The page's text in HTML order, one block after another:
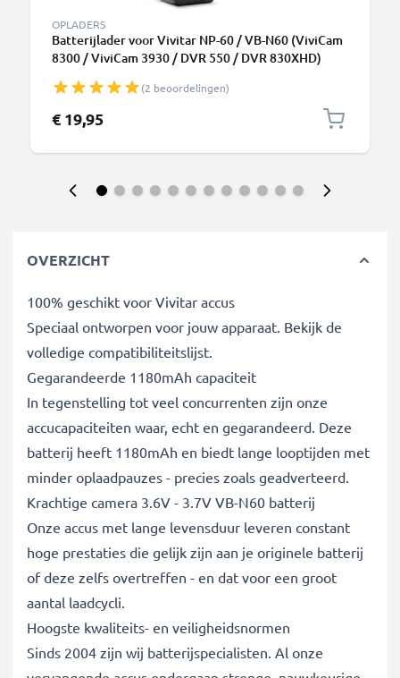
OPLADERS
Batterijlader voor Vivitar NP-60 / VB-N60 (ViviCam
8300 / ViviCam 3930 / DVR 550 / DVR 830XHD)
(2 beoordelingen)
€ 19,95
OVERZICHT
100% geschikt voor Vivitar accus
Speciaal ontworpen voor jouw apparaat. Bekijk de
volledige compatibiliteitslijst.
Gegarandeerde 1180mAh capaciteit
In tegenstelling tot veel concurrenten zijn onze
accucapaciteiten waar, echt en gegarandeerd. Deze
batterij heeft 1180mAh en biedt lange looptijden met
minder oplaadpauzes - precies zoals geadverteerd.
Krachtige camera 3.6V - 3.7V VB-N60 batterij
Onze accus met lange levensduur leveren constant
hoge prestaties die gelijk zijn aan je originele batterij
of deze zelfs overtreffen - en dat voor een groot
aantal laadcycli.
Hoogste kwaliteits- en veiligheidsnormen
Sinds 2004 zijn wij batterijspecialisten. Al onze